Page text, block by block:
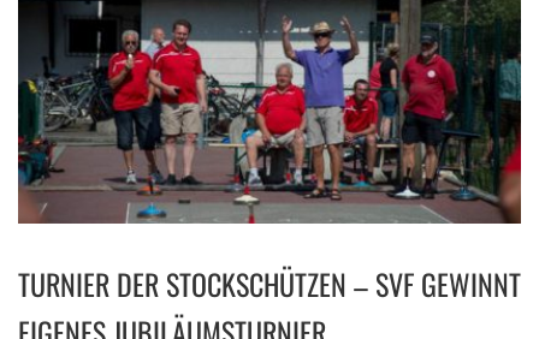
TURNIER DER STOCKSCHÜTZEN – SVF GEWINNT